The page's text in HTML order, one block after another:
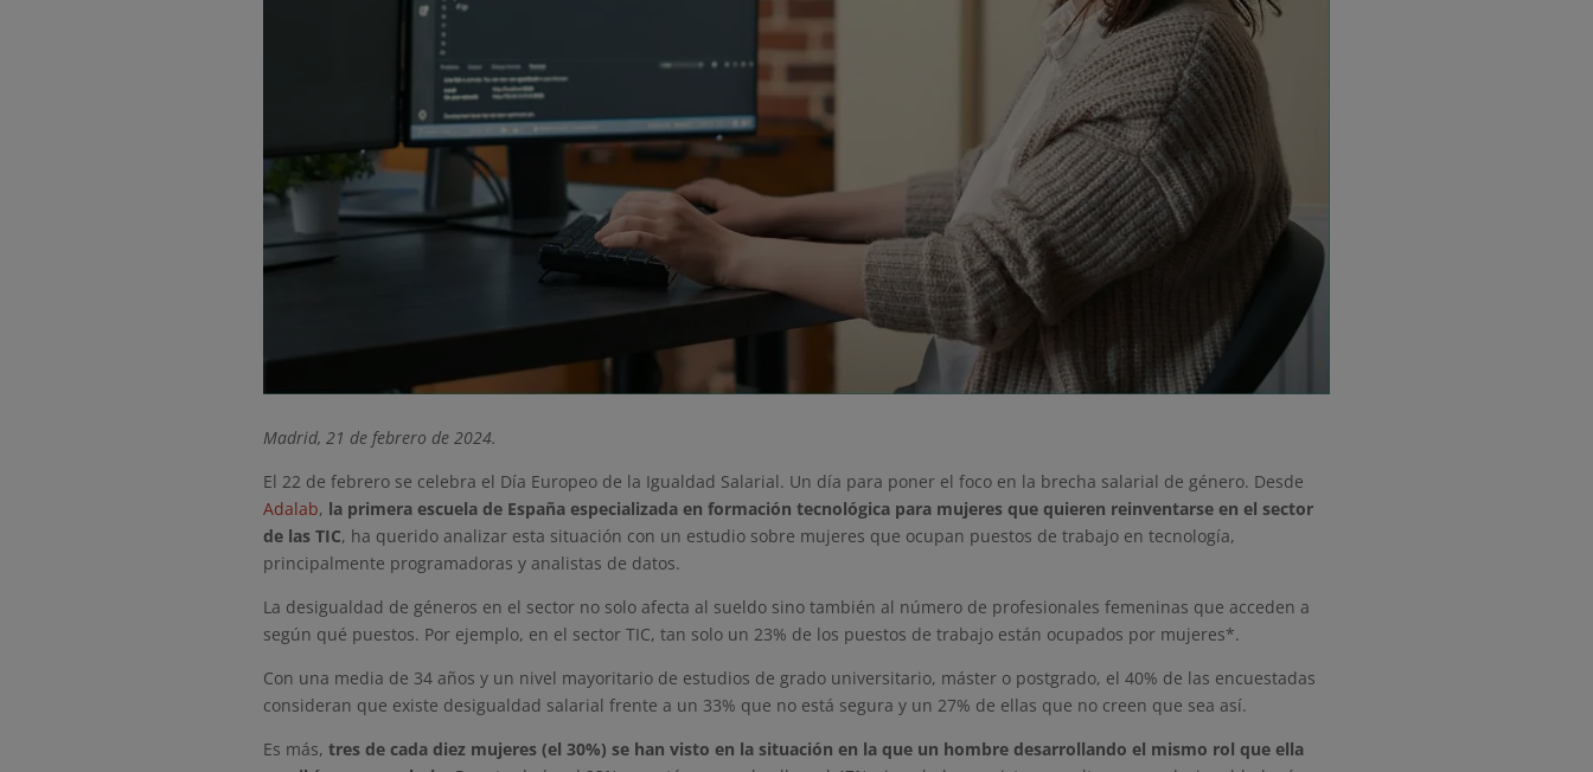
Madrid, 21 de febrero de 2024.
El 22 de febrero se celebra el Día Europeo de la Igualdad Salarial. Un día para poner el foco en la brecha salarial de género. Desde
Adalab, la primera escuela de España especializada en formación tecnológica para mujeres que quieren reinventarse en el sector
de las TIC, ha querido analizar esta situación con un estudio sobre mujeres que ocupan puestos de trabajo en tecnología,
principalmente programadoras y analistas de datos.
La desigualdad de géneros en el sector no solo afecta al sueldo sino también al número de profesionales femeninas que acceden a
según qué puestos. Por ejemplo, en el sector TIC, tan solo un 23% de los puestos de trabajo están ocupados por mujeres*.
Con una media de 34 años y un nivel mayoritario de estudios de grado universitario, máster o postgrado, el 40% de las encuestadas
consideran que existe desigualdad salarial frente a un 33% que no está segura y un 27% de ellas que no creen que sea así.
Es más, tres de cada diez mujeres (el 30%) se han visto en la situación en la que un hombre desarrollando el mismo rol que ella